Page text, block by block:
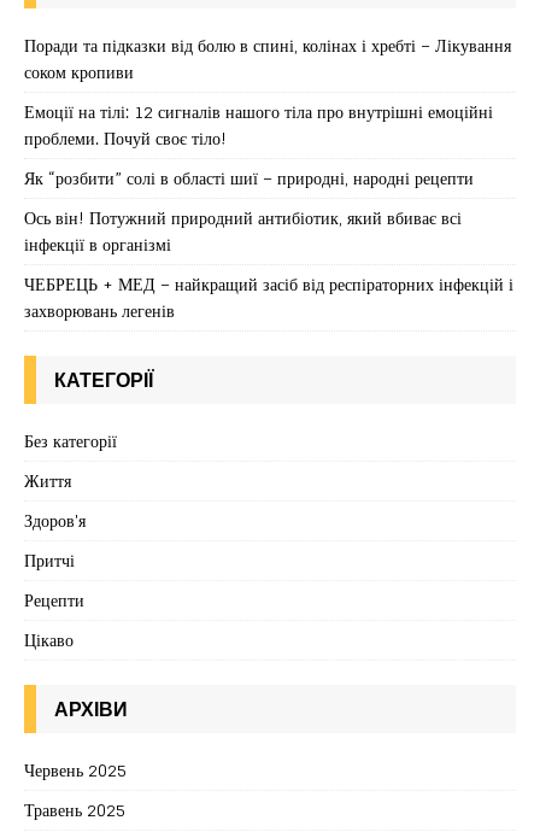
Поради та підказки від болю в спині, колінах і хребті – Лікування
соком кропиви
Емоції на тілі: 12 сигналів нашого тіла про внутрішні емоційні
проблеми. Почуй своє тіло!
Як “розбити” солі в області шиї – природні, народні рецепти
Ось він! Потужний природний антибіотик, який вбиває всі
інфекції в організмі
ЧЕБРЕЦЬ + МЕД – найкращий засіб від респіраторних інфекцій і
захворювань легенів
КАТЕГОРІЇ
Без категорії
Життя
Здоров'я
Притчі
Рецепти
Цікаво
АРХІВИ
Червень 2025
Травень 2025